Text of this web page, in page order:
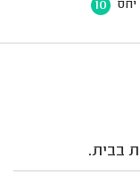
יחס 10
בבית.